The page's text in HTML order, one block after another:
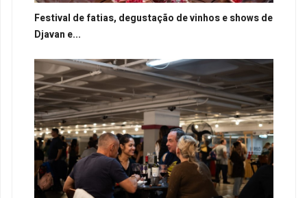
Festival de fatias, degustação de vinhos e shows de
Djavan e...